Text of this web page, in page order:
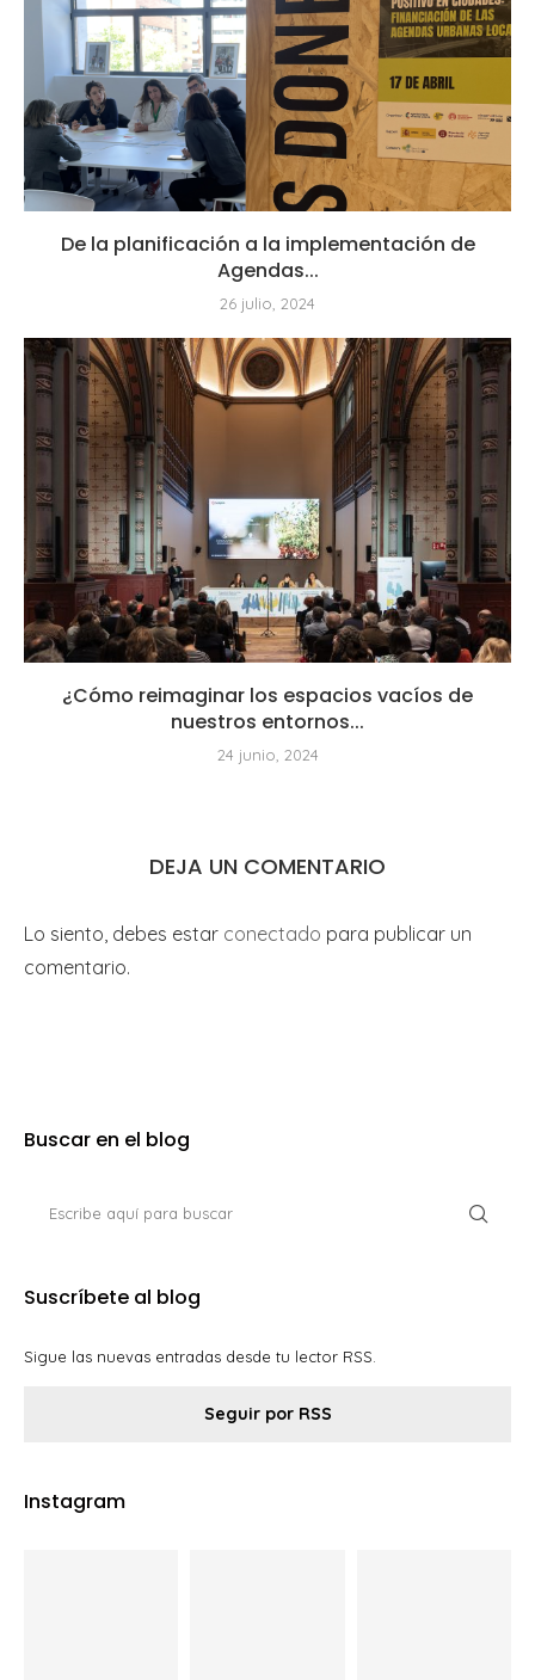
De la planificación a la implementación de
Agendas...
26 julio, 2024
¿Cómo reimaginar los espacios vacíos de
nuestros entornos...
24 junio, 2024
DEJA UN COMENTARIO
Lo siento, debes estar conectado para publicar un
comentario.
Buscar en el blog
Suscríbete al blog
Sigue las nuevas entradas desde tu lector RSS.
Seguir por RSS
Instagram